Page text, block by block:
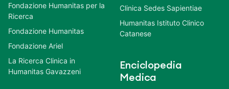
Fondazione Humanitas per la
Ricerca
Fondazione Humanitas
Fondazione Ariel
La Ricerca Clinica in
Humanitas Gavazzeni
Clinica Sedes Sapientiae
Humanitas Istituto Clinico
Catanese
Enciclopedia
Medica